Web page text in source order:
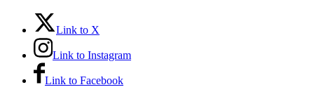
Link to X
Link to Instagram
Link to Facebook